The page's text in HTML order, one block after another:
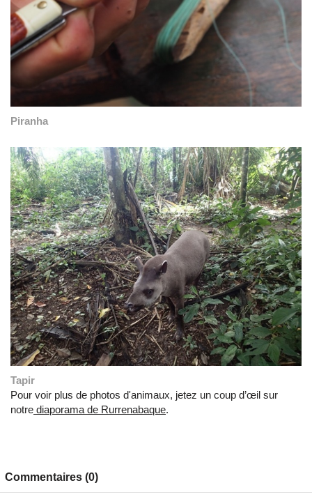
Piranha
Tapir
Pour voir plus de photos d'animaux, jetez un coup d’œil sur
notre diaporama de Rurrenabaque.
Commentaires (0)